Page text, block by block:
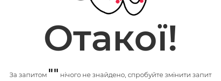
Отакої!
За запитом "" нічого не знайдено, спробуйте змінити запит